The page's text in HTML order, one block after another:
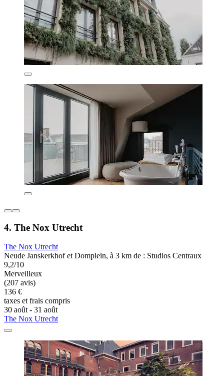
4. The Nox Utrecht
The Nox Utrecht
Neude Janskerkhof et Domplein, à 3 km de : Studios Centraux
9,2/10
Merveilleux
(207 avis)
136 €
taxes et frais compris
30 août - 31 août
The Nox Utrecht